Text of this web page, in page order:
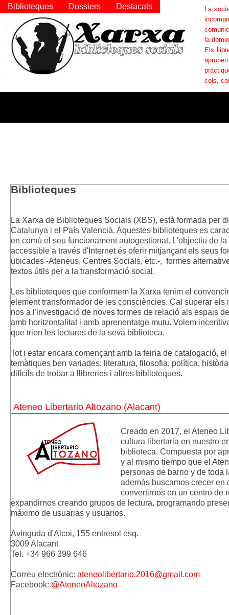
Biblioteques
La Xarxa de Biblioteques Socials (XBS), està formada per
Catalunya i el País Valencià. Aquestes biblioteques es
en comú el seu funcionament autogestionat. L'objectiu de
accessible a través d'Internet és oferir mitjançant els seus
ubicades -Ateneus, Centres Socials, etc.-, formes
textos útils per a la transformació social.
Les biblioteques que conformem la Xarxa tenim el
element transformador de les consciències. Cal superar
nos a l'investigació de noves formes de relació als espais
amb horitzontalitat i amb aprenentatge mutu. Volem
que trien les lectures de la seva biblioteca.
Tot i estar encara començant amb la feina de catalogació,
temàtiques ben variades: literatura, filosofia, política,
difícils de trobar a llibreries i altres biblioteques.
Ateneo Libertario Altozano (Alacant)
Creado en 2017, el Ateneo
cultura libertaria en nuestro
biblioteca. Compuesta por
y al mismo tiempo que el
personas de barrio y de toda
además buscamos crecer en
convertirnos en un centro de
expandirnos creando grupos de lectura, programando
máximo de usuarias y usuarios.
Avinguda d'Alcoi, 155 entresol esq.
3009 Alacant
Tel. +34 966 399 646
Correu electrònic: ateneolibertario.2016@gmail.com
Facebook: @AteneoAltozano
La
la
Els
cels,
Biblioteques Dossiers Destacats